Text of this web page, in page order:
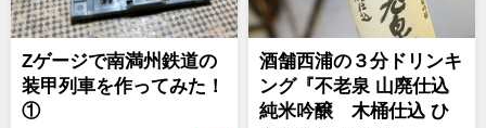
Zゲージで南満州鉄道の
装甲列車を作ってみた！
①
酒舗西浦の３分ドリンキ
ング『不老泉 山廃仕込
純米吟醸 木桶仕込 ひ